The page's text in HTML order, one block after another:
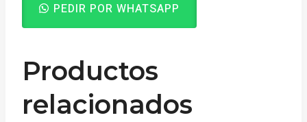
PEDIR POR WHATSAPP
Productos
relacionados